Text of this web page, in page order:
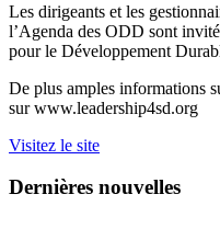
Les dirigeants et les
l’Agenda des ODD sont
pour le Développement
De plus amples informations
sur www.leadership4sd.org
Visitez le site
Dernières nouvelles